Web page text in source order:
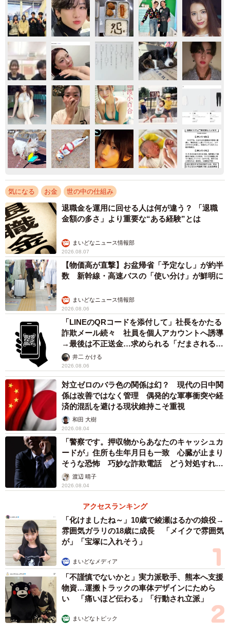
気になる お金 世の中の仕組み
退職金を運用に回せる人は何が違う？ 「退職
金額の多さ」より重要な“ある経験”とは
まいどなニュース情報部
2026.08.07
【物価高が直撃】お盆帰省「予定なし」が約半
数 新幹線・高速バスの「使い分け」が鮮明に
まいどなニュース情報部
2026.08.06
「LINEのQRコードを添付して」社長をかたる
詐欺メール続々 社員を個人アカウントへ誘導
→最後は不正送金…求められる「だまされる前
提」の対策
井二 かける
2026.08.06
対立ゼロのバラ色の関係は幻？ 現代の日中関
係は改善ではなく管理 偶発的な軍事衝突や経
済的混乱を避ける現状維持こそ重視
和田 大樹
2026.08.04
「警察です。押収物からあなたのキャッシュカ
ードが」住所も生年月日も一致 心臓が止まり
そうな恐怖 巧妙な詐欺電話 どう対処すれ
ば…渡辺 晴子
2026.08.04
アクセスランキング
「化けましたね～」10歳で綾瀬はるかの娘役→
雰囲気ガラリの18歳に成長 「メイクで雰囲気
が」「宝塚に入れそう」
まいどなメディア
「不謹慎でないかと」実力派歌手、熊本へ支援
物資…運搬トラックの車体デザインにためら
い 「痛いほど伝わる」「行動され立派」
まいどなトピック